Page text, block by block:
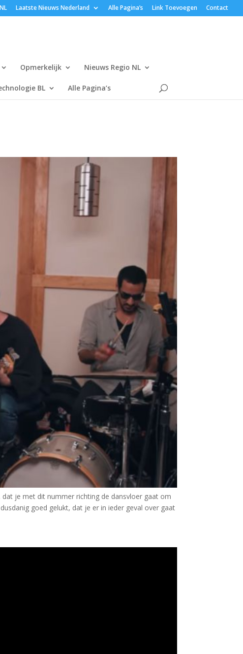
Laatste Nieuws Nederland Alle Pagina’s Link Toevoegen Contact
Opmerkelijk Nieuws Regio NL
BL Alle Pagina’s
dat je met dit nummer richting de dansvloer gaat om
goed gelukt, dat je er in ieder geval over gaat